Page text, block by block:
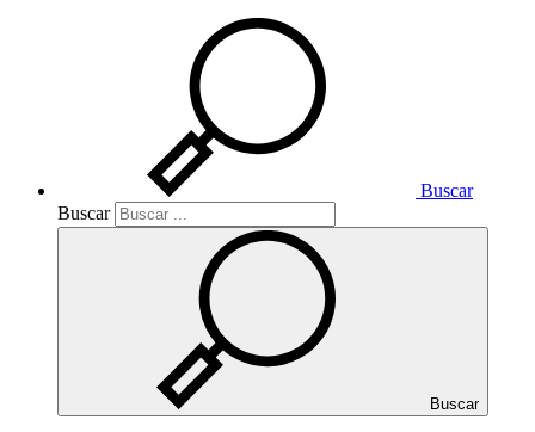
Buscar
Buscar
Buscar